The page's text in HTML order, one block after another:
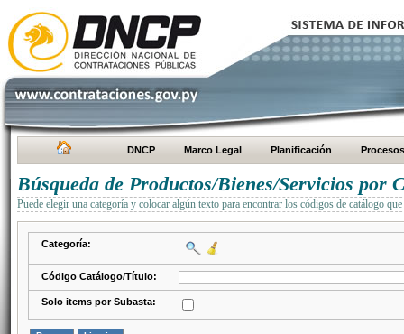
DNCP Marco Legal Planificación Procesos
Búsqueda de Productos/Bienes/Servicios por
Puede elegir una categoría y colocar algún texto para encontrar los códigos de catálogo
Categoría:
Código Catálogo/Título:
Solo items por Subasta: